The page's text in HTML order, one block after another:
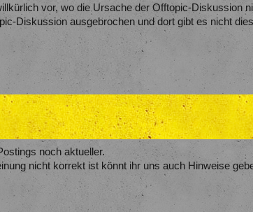
vor, wo die Ursache der Offtopic-Diskussion
Diskussion ausgebrochen und dort gibt es nicht
noch aktueller.
nicht korrekt ist könnt ihr uns auch Hinweise